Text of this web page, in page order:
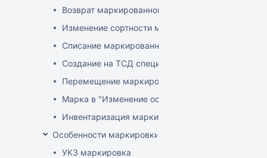
Возврат маркированного товара
Изменение сортности маркированного товара
Списание маркированного товара
Создание на ТСД спецификации документа с
Перемещение маркированного товара
Марка в "Изменение остатков"
Инвентаризация маркированного товара
Особенности маркировки РБ
УКЗ маркировка